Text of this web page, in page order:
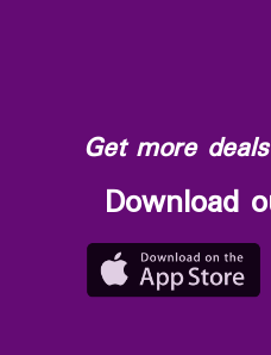
Get more
Download